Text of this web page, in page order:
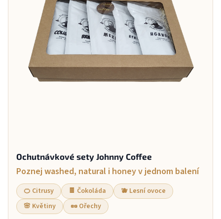
Ochutnávkové sety Johnny Coffee
Poznej washed, natural i honey v jednom balení
🍊 Citrusy 🍫 Čokoláda
🫐 Lesní ovoce
🌸 Květiny
🥜 Ořechy